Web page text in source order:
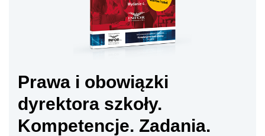
Prawa i obowiązki
dyrektora szkoły.
Kompetencje. Zadania.